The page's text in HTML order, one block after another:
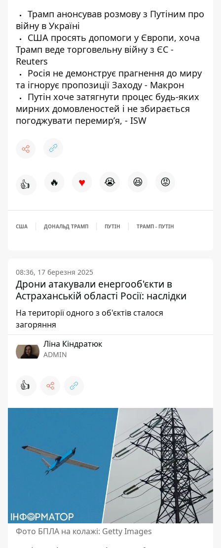
Трамп анонсував розмову з Путіним про
війну в Україні
США просять допомоги у Європи, хоча
Трамп веде торговельну війну з ЄС -
Reuters
Росія не демонструє прагнення до миру
та ігнорує пропозиції Заходу - Макрон
Путін хоче затягнути процес будь-яких
мирних домовленостей і не збирається
погоджувати перемир’я, - ISW
👍 🔥 ♥ 😭 😆 😡
США ДОНАЛЬД ТРАМП ПУТІН ТРАМП - ПУТІН
08:36, 17 березня 2025
Дрони атакували енергооб'єкти в
Астраханській області Росії: наслідки
На території одного з об'єктів сталося
загоряння
Ліна Кіндратюк
ADMIN
👍
Фото БПЛА на колажі: Getty Images